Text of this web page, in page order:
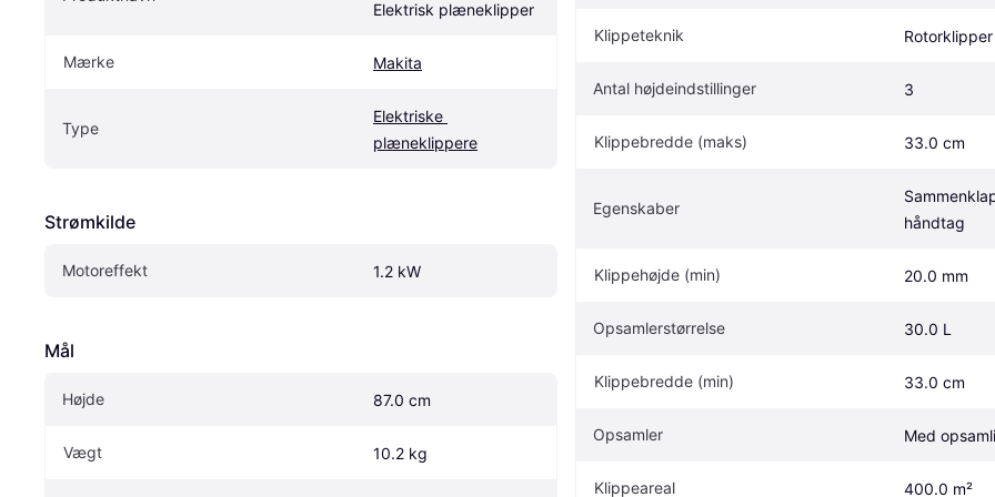
Elektrisk plæneklipper
Mærke Makita
Type
Elektriske
plæneklippere
Strømkilde
Motoreffekt 1.2 kW
Mål
Højde 87.0 cm
Vægt 10.2 kg
Klippeteknik Rotorklipper
Antal højdeindstillinger 3
Klippebredde (maks) 33.0 cm
Egenskaber
håndtag
Klippehøjde (min) 20.0 mm
Opsamlerstørrelse 30.0 L
Klippebredde (min) 33.0 cm
Opsamler Med
Klippeareal 400.0 m²